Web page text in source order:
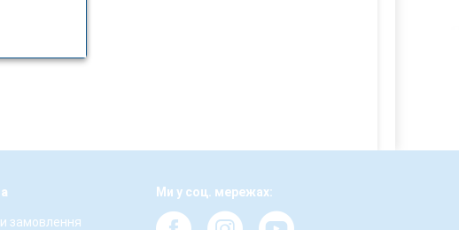
замовлення
Ми у соц. мережах: